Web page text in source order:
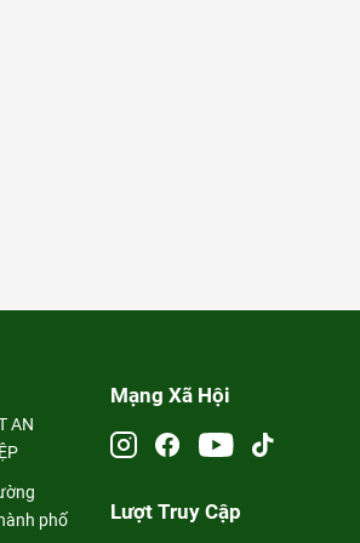
AN
phố
Mạng Xã Hội
Lượt Truy Cập